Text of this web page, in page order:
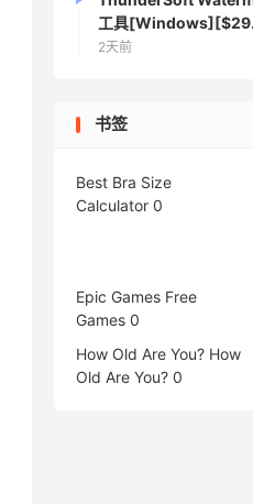
工具
2天前
书签
Best Bra Size
Calculator 0
Epic Games Free
Games 0
How Old Are You? How
Old Are You? 0